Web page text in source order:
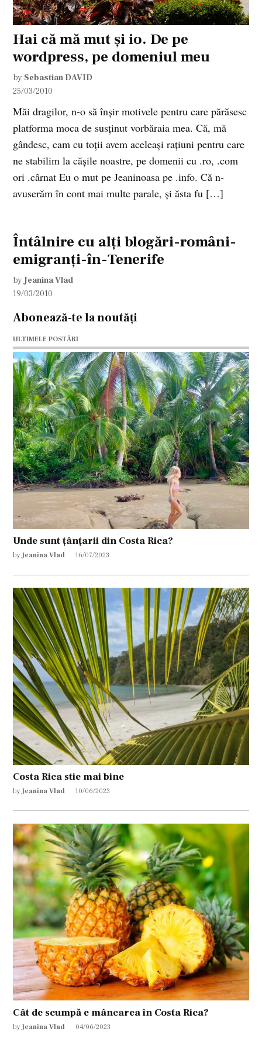
Hai că mă mut şi io. De pe
wordpress, pe domeniul meu
by Sebastian DAVID
25/03/2010
Măi dragilor, n-o să înşir motivele pentru care părăsesc
platforma moca de susţinut vorbăraia mea. Că, mă
gândesc, cam cu toţii avem aceleaşi raţiuni pentru care
ne stabilim la căşile noastre, pe domenii cu .ro, .com
ori .cârnat Eu o mut pe Jeaninoasa pe .info. Că n-
avuserăm în cont mai multe parale, şi ăsta fu […]
Întâlnire cu alţi blogări-români-
emigranţi-în-Tenerife
by Jeanina Vlad
19/03/2010
Abonează-te la noutăți
ULTIMELE POSTĂRI
Unde sunt țânțarii din Costa Rica?
by Jeanina Vlad 16/07/2023
Costa Rica stie mai bine
by Jeanina Vlad 10/06/2023
Cât de scumpă e mâncarea în Costa Rica?
by Jeanina Vlad 04/06/2023